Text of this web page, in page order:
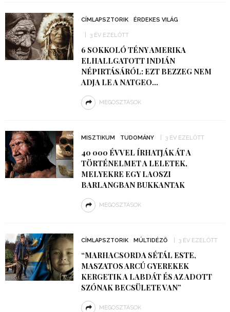
CÍMLAPSZTORIK ÉRDEKES VILÁG
3 ÉV EZELŐTT
6 SOKKOLÓ TÉNY AMERIKA
ELHALLGATOTT INDIÁN
NÉPIRTÁSÁRÓL: EZT BEZZEG NEM
ADJA LE A NATGEO…
MEGOSZTÁSOK
MISZTIKUM TUDOMÁNY 3 ÉV EZELŐTT
40 000 ÉVVEL ÍRHATJÁK ÁT A
TÖRTÉNELMET A LELETEK,
MELYEKRE EGY LAOSZI
BARLANGBAN BUKKANTAK
MEGOSZTÁSOK
CÍMLAPSZTORIK MÚLTIDÉZŐ 3 ÉV EZELŐTT
“MARHACSORDA SÉTÁL ESTE,
MASZATOS ARCÚ GYEREKEK
KERGETIK A LABDÁT ÉS AZ ADOTT
SZÓNAK BECSÜLETE VAN”
MEGOSZTÁSOK